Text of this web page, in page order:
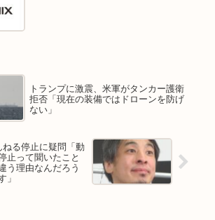
トランプに激震、米軍がタンカー護衛
拒否「現在の装備ではドローンを防げ
ない」
る停止に疑問「動
止って聞いたこと
う理由なんだろう
」